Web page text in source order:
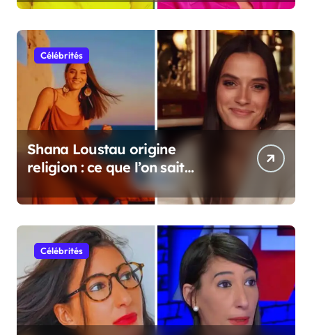
Célébrités
Shana Loustau origine
religion : ce que l’on sait
vraiment
Célébrités